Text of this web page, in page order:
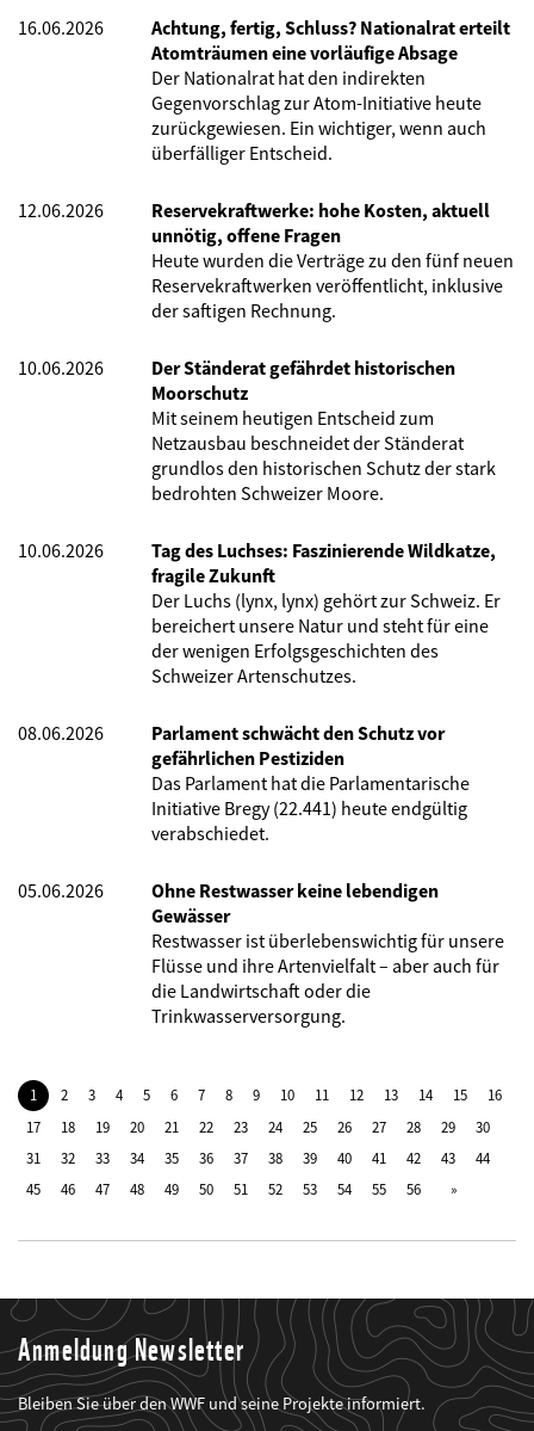
16.06.2026
Achtung, fertig, Schluss? Nationalrat erteilt
Atomträumen eine vorläufige Absage
Der Nationalrat hat den indirekten
Gegenvorschlag zur Atom-Initiative heute
zurückgewiesen. Ein wichtiger, wenn auch
überfälliger Entscheid.
12.06.2026
Reservekraftwerke: hohe Kosten, aktuell
unnötig, offene Fragen
Heute wurden die Verträge zu den fünf neuen
Reservekraftwerken veröffentlicht, inklusive
der saftigen Rechnung.
10.06.2026
Der Ständerat gefährdet historischen
Moorschutz
Mit seinem heutigen Entscheid zum
Netzausbau beschneidet der Ständerat
grundlos den historischen Schutz der stark
bedrohten Schweizer Moore.
10.06.2026
Tag des Luchses: Faszinierende Wildkatze,
fragile Zukunft
Der Luchs (lynx, lynx) gehört zur Schweiz. Er
bereichert unsere Natur und steht für eine
der wenigen Erfolgsgeschichten des
Schweizer Artenschutzes.
08.06.2026
Parlament schwächt den Schutz vor
gefährlichen Pestiziden
Das Parlament hat die Parlamentarische
Initiative Bregy (22.441) heute endgültig
verabschiedet.
05.06.2026
Ohne Restwasser keine lebendigen
Gewässer
Restwasser ist überlebenswichtig für unsere
Flüsse und ihre Artenvielfalt – aber auch für
die Landwirtschaft oder die
Trinkwasserversorgung.
1 2 3 4 5 6 7 8 9 10 11 12 13 14 15
16
17
18 19 20 21 22 23 24 25 26 27 28 29
30
31
32 33 34 35 36 37 38 39 40 41 42 43
44
45
46 47 48 49 50 51 52 53 54 55 56
Anmeldung Newsletter
Bleiben Sie über den WWF und seine Projekte informiert.